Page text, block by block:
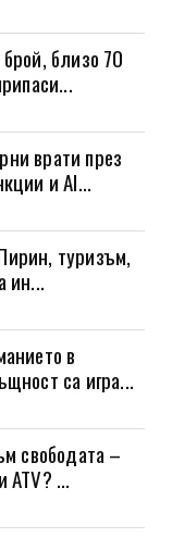
близо 70
врати през
и AI...
туризъм,
ин...
в
са игра...
свободата –
ATV? ...